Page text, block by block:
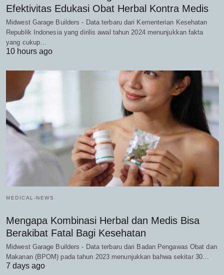
Efektivitas Edukasi Obat Herbal Kontra Medis
Midwest Garage Builders - Data terbaru dari Kementerian Kesehatan
Republik Indonesia yang dirilis awal tahun 2024 menunjukkan fakta
yang cukup…
10 hours ago
MEDICAL-NEWS
Mengapa Kombinasi Herbal dan Medis Bisa
Berakibat Fatal Bagi Kesehatan
Midwest Garage Builders - Data terbaru dari Badan Pengawas Obat dan
Makanan (BPOM) pada tahun 2023 menunjukkan bahwa sekitar 30…
7 days ago